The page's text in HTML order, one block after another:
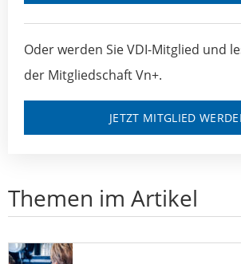
Oder werden Sie VDI-Mitglied und
der Mitgliedschaft Vn+.
JETZT MITGLIED
Themen im Artikel